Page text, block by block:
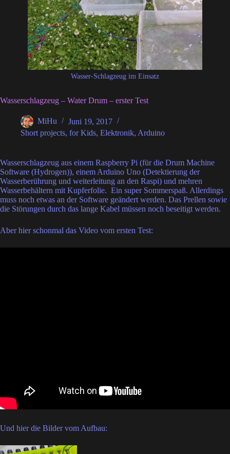
Wasser-Schlagzeug im Einsatz
Wasserschlagzeug – Water Drum – erster Test
MiHu
Juni 19, 2017
Short projects, for Kids, Elektronik, Arduino
Wasserschlagzeug aus einem Raspberry Pi (für die Drum Machine
Software (Hydrogen)), einem Arduino Uno (Detektierung der
Wasserberührung und weiterleitung an den Raspi) und mehren
Wasserbehältern mit Kupferfolie. Ein super Sommerspaß. Allerdings
muss noch etwas an der Software geändert werden. Das Prellen sowie
die Störungen durch das lange Kabel müssen noch beseitigt werden.
Aber hier schonmal das Video vom ersten Test:
Und hier die Bilder vom Aufbau: